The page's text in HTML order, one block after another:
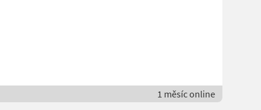
1 měsíc online